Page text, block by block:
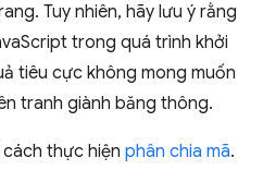
Tuy nhiên, hãy lưu ý rằng
trong quá trình khởi
tiêu cực không mong muốn
tranh giành băng thông.
thực hiện phân chia mã.